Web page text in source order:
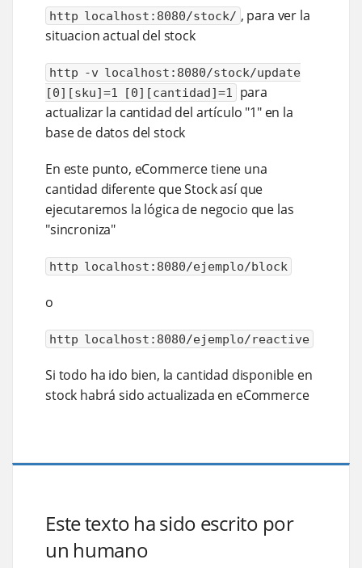
http localhost:8080/stock/ , para ver la
situacion actual del stock
http -v localhost:8080/stock/update
[0][sku]=1 [0][cantidad]=1
para
actualizar la cantidad del artículo "1" en la
base de datos del stock
En este punto, eCommerce tiene una
cantidad diferente que Stock así que
ejecutaremos la lógica de negocio que las
"sincroniza"
http localhost:8080/ejemplo/block
o
http localhost:8080/ejemplo/reactive
Si todo ha ido bien, la cantidad disponible en
stock habrá sido actualizada en eCommerce
Este texto ha sido escrito por
un humano